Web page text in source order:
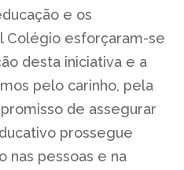
e os
Colégio esforçaram-se
desta iniciativa e a
pelo carinho, pela
de assegurar
prossegue
nas pessoas e na